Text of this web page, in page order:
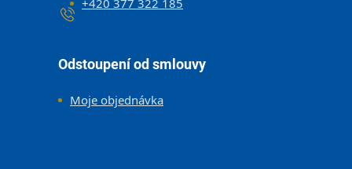
Odstoupení od smlouvy
Moje objednávka